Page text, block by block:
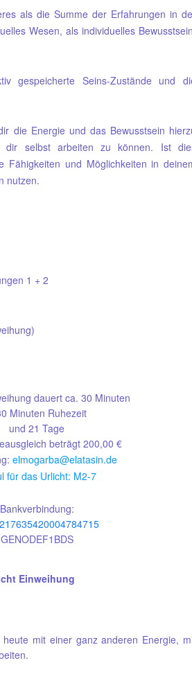
als die Summe der Erfahrungen in
Wesen, als individuelles
gespeicherte Seins-Zustände und
die Energie und das Bewusstsein
dir selbst arbeiten zu können. Ist
Fähigkeiten und Möglichkeiten in
nutzen.
1 + 2
dauert ca. 30 Minuten
Minuten Ruhezeit
und 21 Tage
beträgt 200,00 €
elmogarba@elatasin.de
für das Urlicht: M2-7
Bankverbindung:
GENODEF1BDS
Einweihung
mit einer ganz anderen Energie,